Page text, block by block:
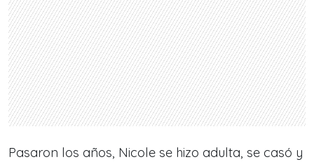
Pasaron los años, Nicole se hizo adulta, se casó y